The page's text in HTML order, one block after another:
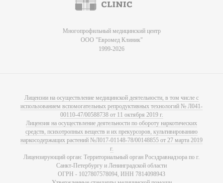
Многопрофильный медицинский центр
ООО "Евромед Клиник"
1999-2026
Лицензии на осуществление медицинской деятельности, в том числе с
использованием вспомогательных репродуктивных технологий № Л041-
00110-47/00588738 от 11 октября 2019 г.
Лицензия на осуществление деятельности по обороту наркотических
средств, психотропных веществ и их прекурсоров, культивированию
наркосодержащих растений №Л017-01148-78/00148855 от 27 марта 2019
г.
Лицензирующий орган: Территориальный орган Росздравнадзора по г.
Санкт-Петербургу и Ленинградской области
ОГРН - 1027807578094, ИНН 7814098943